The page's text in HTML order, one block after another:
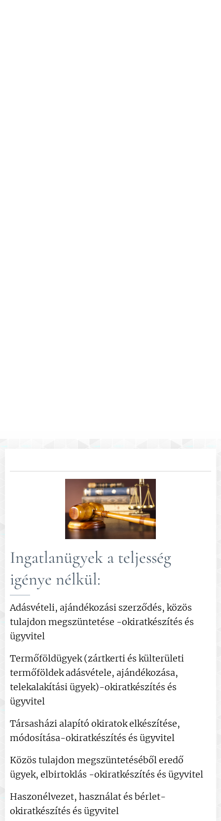
Ingatlanügyek a teljesség
igénye nélkül:
Adásvételi, ajándékozási szerződés, közös
tulajdon megszüntetése -okiratkészítés és
ügyvitel
Termőföldügyek (zártkerti és külterületi
termőföldek adásvétele, ajándékozása,
telekalakítási ügyek)-okiratkészítés és
ügyvitel
Társasházi alapító okiratok elkészítése,
módosítása-okiratkészítés és ügyvitel
Közös tulajdon megszüntetéséből eredő
ügyek, elbirtoklás -okiratkészítés és ügyvitel
Haszonélvezet, használat és bérlet-
okiratkészítés és ügyvitel